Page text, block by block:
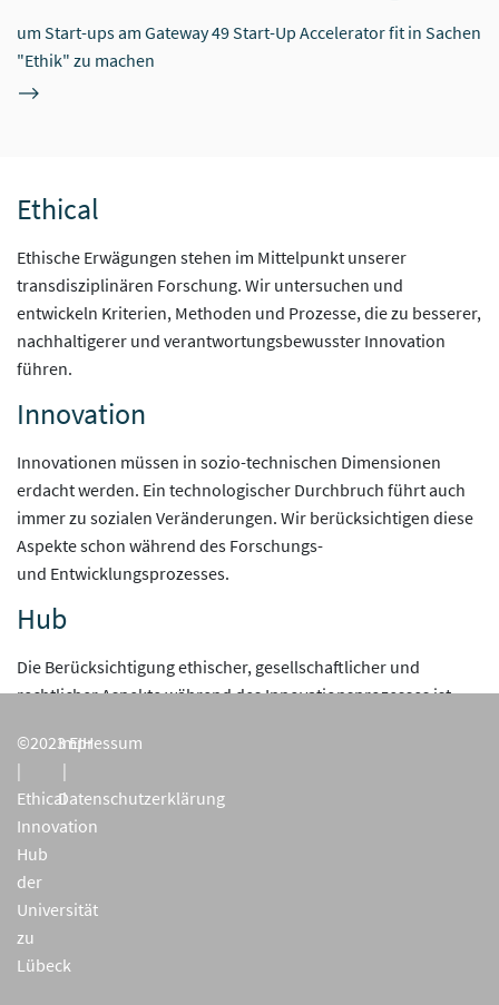
um Start-ups am Gateway 49 Start-Up Accelerator fit in Sachen
"Ethik" zu machen
Ethical
Ethische Erwägungen stehen im Mittelpunkt unserer
transdisziplinären Forschung. Wir untersuchen und
entwickeln Kriterien, Methoden und Prozesse, die zu besserer,
nachhaltigerer und verantwortungsbewusster Innovation
führen.
Innovation
Innovationen müssen in sozio-technischen Dimensionen
erdacht werden. Ein technologischer Durchbruch führt auch
immer zu sozialen Veränderungen. Wir berücksichtigen diese
Aspekte schon während des Forschungs-
und Entwicklungsprozesses.
Hub
Die Berücksichtigung ethischer, gesellschaftlicher und
rechtlicher Aspekte während des Innovationsprozesses ist
kooperieren mit allen relevanten Stakeholdern.
©2023 EIH
|
Ethical
Innovation
Hub
der
Universität
zu
Lübeck
Impressum
|
Datenschutzerklärung